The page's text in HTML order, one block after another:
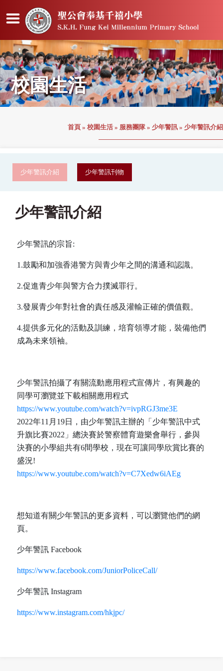
校園生活
首頁 » 校園生活 » 服務團隊 » 少年警訊 » 少年警訊介紹
少年警訊介紹 少年警訊刊物
少年警訊介紹
少年警訊的宗旨:
1.鼓勵和加強香港警方與青少年之間的溝通和認識。
2.促進青少年與警方合力撲滅罪行。
3.發展青少年對社會的責任感及灌輸正確的價值觀。
4.提供多元化的活動及訓練，培育領導才能，裝備他們
成為未來領袖。
少年警訊拍攝了有關流動應用程式宣傳片，有興趣的
同學可瀏覽並下載相關應用程式
https://www.youtube.com/watch?v=ivpRGJ3me3E
2022年11月19日，由少年警訊主辦的「少年警訊中式
升旗比賽2022」總決賽於警察體育遊樂會舉行，參與
決賽的小學組共有6間學校，現在可讓同學欣賞比賽的
盛況!
https://www.youtube.com/watch?v=C7Xedw6iAEg
想知道有關少年警訊的更多資料，可以瀏覽他們的網
頁。
少年警訊 Facebook
https://www.facebook.com/JuniorPoliceCall/
少年警訊 Instagram
https://www.instagram.com/hkjpc/